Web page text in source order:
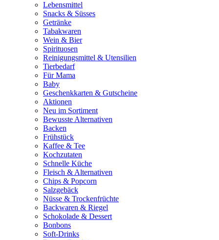
Lebensmittel
Snacks & Süsses
Getränke
Tabakwaren
Wein & Bier
Spirituosen
Reinigungsmittel & Utensilien
Tierbedarf
Für Mama
Baby
Geschenkkarten & Gutscheine
Aktionen
Neu im Sortiment
Bewusste Alternativen
Backen
Frühstück
Kaffee & Tee
Kochzutaten
Schnelle Küche
Fleisch & Alternativen
Chips & Popcorn
Salzgebäck
Nüsse & Trockenfrüchte
Backwaren & Riegel
Schokolade & Dessert
Bonbons
Soft-Drinks